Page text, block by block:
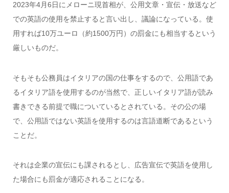
2023年4月6日にメローニ現首相が、公用文章・宣伝・放送など
での英語の使用を禁止すると言い出し、議論になっている。使
用すれば10万ユーロ（約1500万円）の罰金にも相当するという
厳しいものだ。
そもそも公務員はイタリアの国の仕事をするので、公用語であ
るイタリア語を使用するのが当然で、正しいイタリア語が読み
書きできる前提で職についているとされている。その公の場
で、公用語ではない英語を使用するのは言語道断であるという
ことだ。
それは企業の宣伝にも課されるとし、広告宣伝で英語を使用し
た場合にも罰金が適応されることになる。